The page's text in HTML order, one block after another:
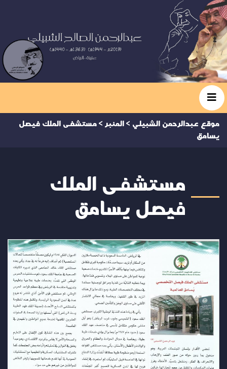
موقع عبدالرحمن الشبيلي > المنبر > مستشفى الملك فيصل
يسامق
مستشفى الملك
فيصل يسامق